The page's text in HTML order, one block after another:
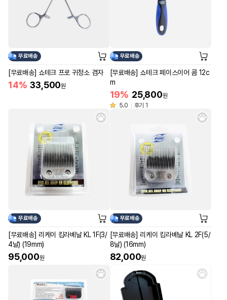
무료배송
[무료배송] 쇼테크 프로 귀청소 겸자
14% 33,500원
무료배송
[무료배송] 쇼테크 페이스이어 콤 12c
m
19% 25,800원
5.0
후기 1
무료배송
[무료배송] 리케이 킴라베날 KL 1F(3/
4날) (19mm)
95,000원
무료배송
[무료배송] 리케이 킴라베날 KL 2F(5/
8날) (16mm)
82,000원